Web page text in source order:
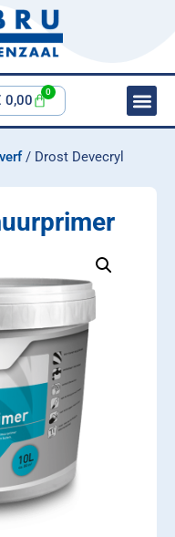
0,00
0
/ Drost Devecryl